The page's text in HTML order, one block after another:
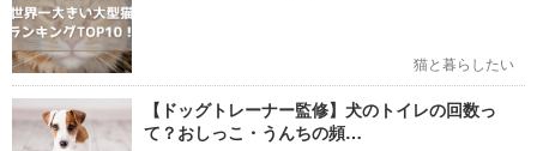
猫と暮らしたい
【ドッグトレーナー監修】犬のトイレの回数っ
て？おしっこ・うんちの頻…